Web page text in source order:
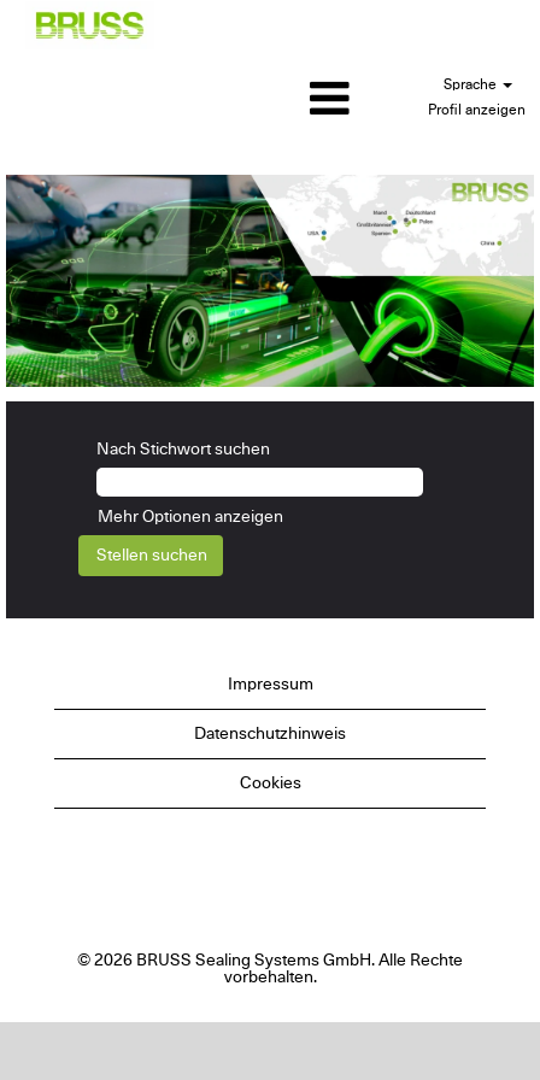
Sprache
Profil anzeigen
Nach Stichwort suchen
Mehr Optionen anzeigen
Impressum
Datenschutzhinweis
Cookies
© 2026 BRUSS Sealing Systems GmbH. Alle Rechte
vorbehalten.